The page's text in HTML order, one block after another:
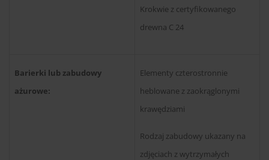
Krokwie z certyfikowanego
drewna C 24
Barierki lub zabudowy
ażurowe:
Elementy czterostronnie
heblowane z zaokrąglonymi
krawędziami
Rodzaj zabudowy ukazany na
zdjęciach z wytrzymałych